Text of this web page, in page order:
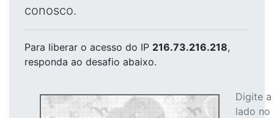
conosco.
Para liberar o acesso do IP 216.73.216.218,
responda ao desafio abaixo.
Digite
lado no